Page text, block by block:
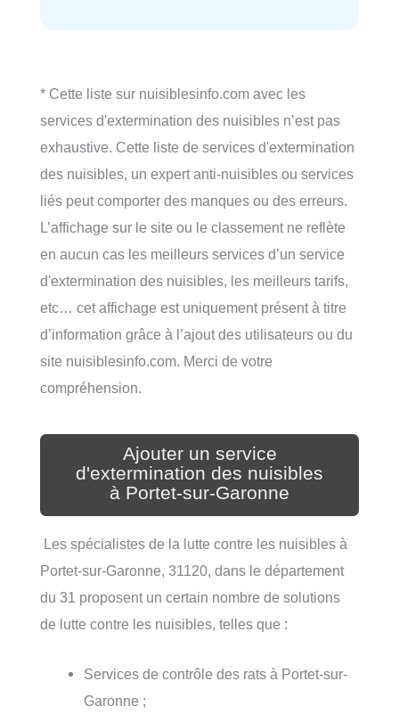
* Cette liste sur nuisiblesinfo.com avec les
services d'extermination des nuisibles n’est pas
exhaustive. Cette liste de services d'extermination
des nuisibles, un expert anti-nuisibles ou services
liés peut comporter des manques ou des erreurs.
L’affichage sur le site ou le classement ne reflète
en aucun cas les meilleurs services d’un service
d'extermination des nuisibles, les meilleurs tarifs,
etc… cet affichage est uniquement présent à titre
d’information grâce à l’ajout des utilisateurs ou du
site nuisiblesinfo.com. Merci de votre
compréhension.
Ajouter un service
d'extermination des nuisibles
à Portet-sur-Garonne
Les spécialistes de la lutte contre les nuisibles à
Portet-sur-Garonne, 31120, dans le département
du 31 proposent un certain nombre de solutions
de lutte contre les nuisibles, telles que :
Services de contrôle des rats à Portet-sur-
Garonne ;